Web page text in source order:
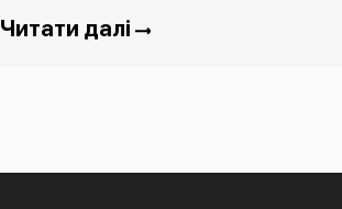
Читати далі